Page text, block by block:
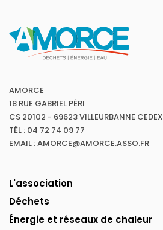
AMORCE
18 RUE GABRIEL PÉRI
CS 20102 - 69623 VILLEURBANNE CEDEX
TÉL : 04 72 74 09 77
EMAIL : AMORCE@AMORCE.ASSO.FR
L'association
Déchets
Énergie et réseaux de chaleur